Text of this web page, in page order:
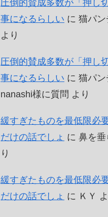
圧倒的賛成多数が「押し
事になるらしい に 猫パン
より
圧倒的賛成多数が「押し
事になるらしい に 猫パン
nanashi様に質問 より
緩すぎたものを最低限必
だけの話でしょ に 鼻を垂
り
緩すぎたものを最低限必
だけの話でしょ に ＫＹ